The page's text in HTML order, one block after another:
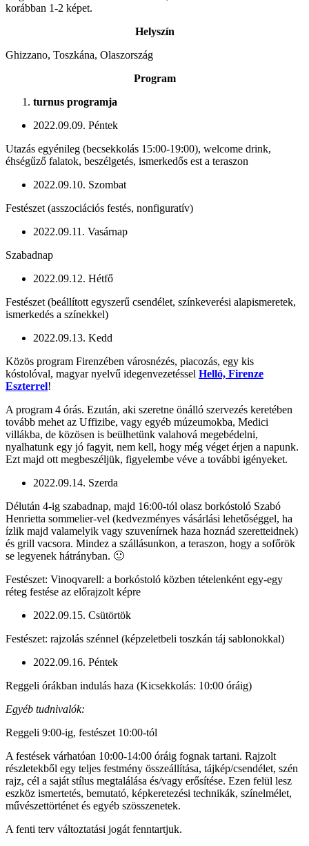
korábban 1-2 képet.
Helyszín
Ghizzano, Toszkána, Olaszország
Program
turnus programja
2022.09.09. Péntek
Utazás egyénileg (becsekkolás 15:00-19:00), welcome drink,
éhségűző falatok, beszélgetés, ismerkedős est a teraszon
2022.09.10. Szombat
Festészet (asszociációs festés, nonfiguratív)
2022.09.11. Vasárnap
Szabadnap
2022.09.12. Hétfő
Festészet (beállított egyszerű csendélet, színkeverési alapismeretek,
ismerkedés a színekkel)
2022.09.13. Kedd
Közös program Firenzében városnézés, piacozás, egy kis
kóstolóval, magyar nyelvű idegenvezetéssel Helló, Firenze
Eszterrel!
A program 4 órás. Ezután, aki szeretne önálló szervezés keretében
tovább mehet az Uffizibe, vagy egyéb múzeumokba, Medici
villákba, de közösen is beülhetünk valahová megebédelni,
nyalhatunk egy jó fagyit, nem kell, hogy még véget érjen a napunk.
Ezt majd ott megbeszéljük, figyelembe véve a további igényeket.
2022.09.14. Szerda
Délután 4-ig szabadnap, majd 16:00-tól olasz borkóstoló Szabó
Henrietta sommelier-vel (kedvezményes vásárlási lehetőséggel, ha
ízlik majd valamelyik vagy szuvenírnek haza hoznád szeretteidnek)
és grill vacsora. Mindez a szállásunkon, a teraszon, hogy a sofőrök
se legyenek hátrányban. 🙂
Festészet: Vinoqvarell: a borkóstoló közben tételenként egy-egy
réteg festése az előrajzolt képre
2022.09.15. Csütörtök
Festészet: rajzolás szénnel (képzeletbeli toszkán táj sablonokkal)
2022.09.16. Péntek
Reggeli órákban indulás haza (Kicsekkolás: 10:00 óráig)
Egyéb tudnivalók:
Reggeli 9:00-ig, festészet 10:00-tól
A festések várhatóan 10:00-14:00 óráig fognak tartani. Rajzolt
részletekből egy teljes festmény összeállítása, tájkép/csendélet, szén
rajz, cél a saját stílus megtalálása és/vagy erősítése. Ezen felül lesz
eszköz ismertetés, bemutató, képkeretezési technikák, színelmélet,
művészettörténet és egyéb szösszenetek.
A fenti terv változtatási jogát fenntartjuk.